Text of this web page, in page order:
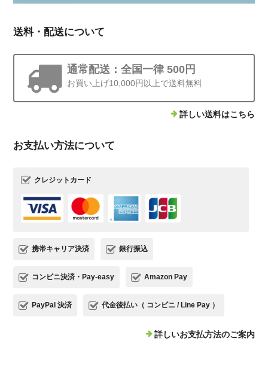
送料・配送について
通常配送：全国一律 500円
お買い上げ10,000円以上で送料無料
詳しい送料はこちら
お支払い方法について
クレジットカード
携帯キャリア決済 銀行振込
コンビニ決済・Pay-easy Amazon Pay
PayPal 決済 代金後払い（ コンビニ / Line Pay ）
詳しいお支払方法のご案内